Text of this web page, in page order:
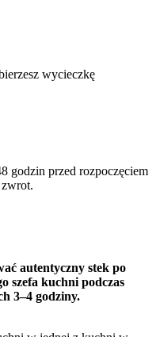
wycieczkę
godzin przed rozpoczęciem
zwrot.
autentyczny stek po
szefa kuchni podczas
3–4 godziny.